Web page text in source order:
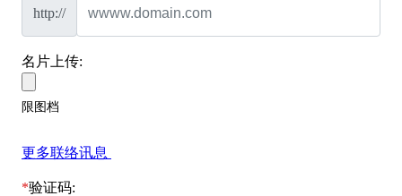
http://
名片上传:
限图档
更多联络讯息
*验证码: